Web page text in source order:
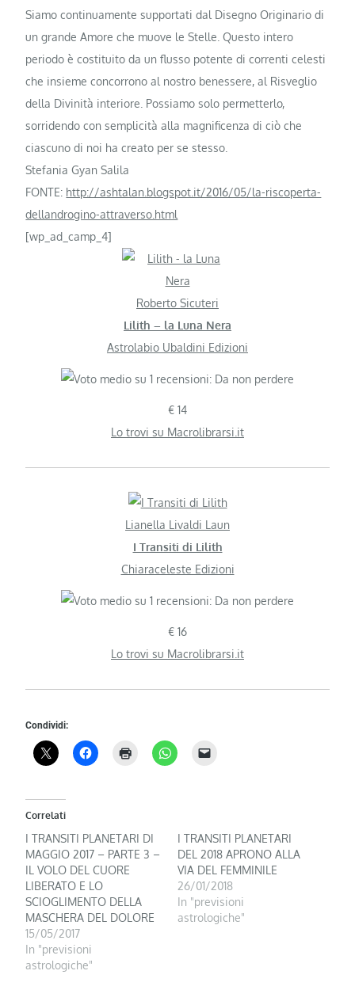
Siamo continuamente supportati dal Disegno Originario di
un grande Amore che muove le Stelle. Questo intero
periodo è costituito da un flusso potente di correnti celesti
che insieme concorrono al nostro benessere, al Risveglio
della Divinità interiore. Possiamo solo permetterlo,
sorridendo con semplicità alla magnificenza di ciò che
ciascuno di noi ha creato per se stesso.
Stefania Gyan Salila
FONTE: http://ashtalan.blogspot.it/2016/05/la-riscoperta-
dellandrogino-attraverso.html
[wp_ad_camp_4]
Roberto Sicuteri
Lilith – la Luna Nera
Astrolabio Ubaldini Edizioni
€ 14
Lo trovi su Macrolibrarsi.it
Lianella Livaldi Laun
I Transiti di Lilith
Chiaraceleste Edizioni
€ 16
Lo trovi su Macrolibrarsi.it
Condividi:
Correlati
I TRANSITI PLANETARI DI
MAGGIO 2017 – PARTE 3 –
IL VOLO DEL CUORE
LIBERATO E LO
SCIOGLIMENTO DELLA
MASCHERA DEL DOLORE
15/05/2017
In "previsioni
astrologiche"
I TRANSITI PLANETARI
DEL 2018 APRONO ALLA
VIA DEL FEMMINILE
26/01/2018
In "previsioni
astrologiche"